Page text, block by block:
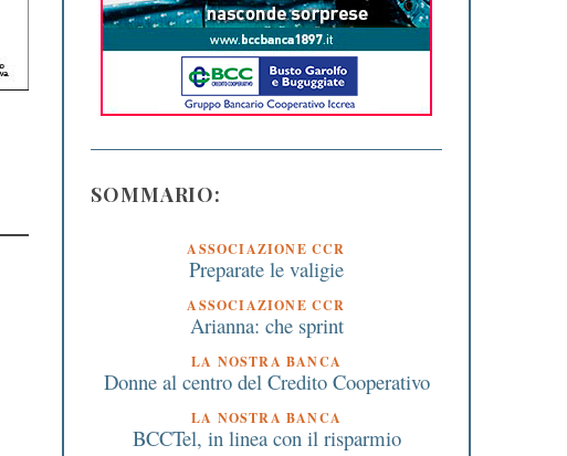
SOMMARIO:
ASSOCIAZIONE CCR
Preparate le valigie
ASSOCIAZIONE CCR
Arianna: che sprint
LA NOSTRA BANCA
Donne al centro del Credito Cooperativo
LA NOSTRA BANCA
BCCTel, in linea con il risparmio